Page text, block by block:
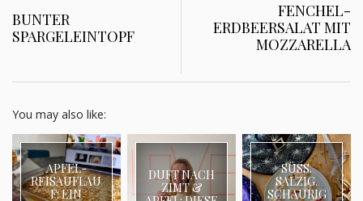
BUNTER
SPARGELEINTOPF
FENCHEL-
ERDBEERSALAT MIT
MOZZARELLA
You may also like:
APFEL-
REISAUFLAU
F: EIN
DUFT NACH
ZIMT &
SÜSS.
SALZIG.
SCHAURIG